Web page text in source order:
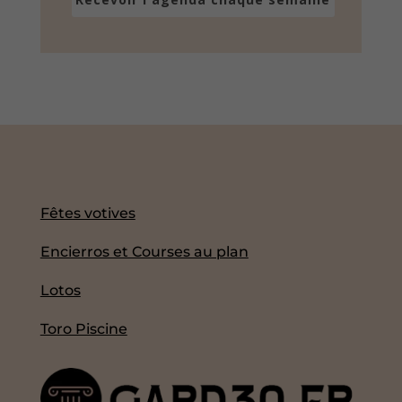
Fêtes votives
Encierros et Courses au plan
Lotos
Toro Piscine